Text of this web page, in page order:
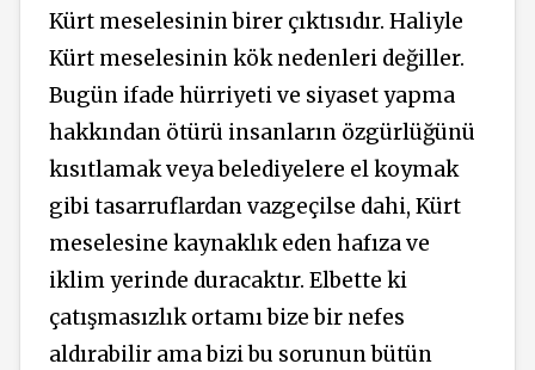
Kürt meselesinin birer çıktısıdır. Haliyle
Kürt meselesinin kök nedenleri değiller.
Bugün ifade hürriyeti ve siyaset yapma
hakkından ötürü insanların özgürlüğünü
kısıtlamak veya belediyelere el koymak
gibi tasarruflardan vazgeçilse dahi, Kürt
meselesine kaynaklık eden hafıza ve
iklim yerinde duracaktır. Elbette ki
çatışmasızlık ortamı bize bir nefes
aldırabilir ama bizi bu sorunun bütün